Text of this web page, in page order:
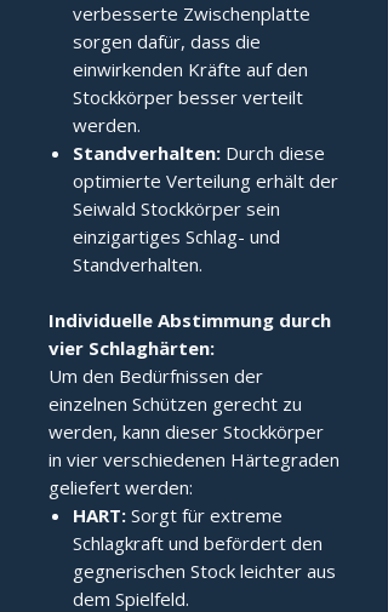
verbesserte Zwischenplatte
sorgen dafür, dass die
einwirkenden Kräfte auf den
Stockkörper besser verteilt
werden.
Standverhalten: Durch diese
optimierte Verteilung erhält der
Seiwald Stockkörper sein
einzigartiges Schlag- und
Standverhalten.
Individuelle Abstimmung durch
vier Schlaghärten:
Um den Bedürfnissen der
einzelnen Schützen gerecht zu
werden, kann dieser Stockkörper
in vier verschiedenen Härtegraden
geliefert werden:
HART: Sorgt für extreme
Schlagkraft und befördert den
gegnerischen Stock leichter aus
dem Spielfeld.